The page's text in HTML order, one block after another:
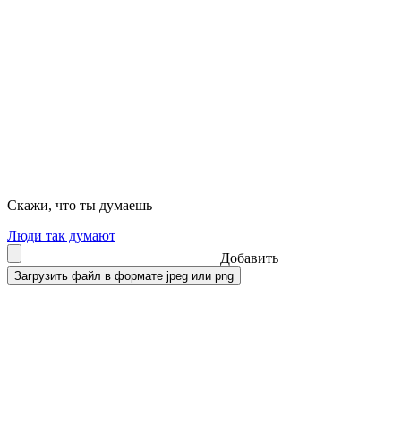
Скажи, что ты думаешь
Люди так думают
Добавить